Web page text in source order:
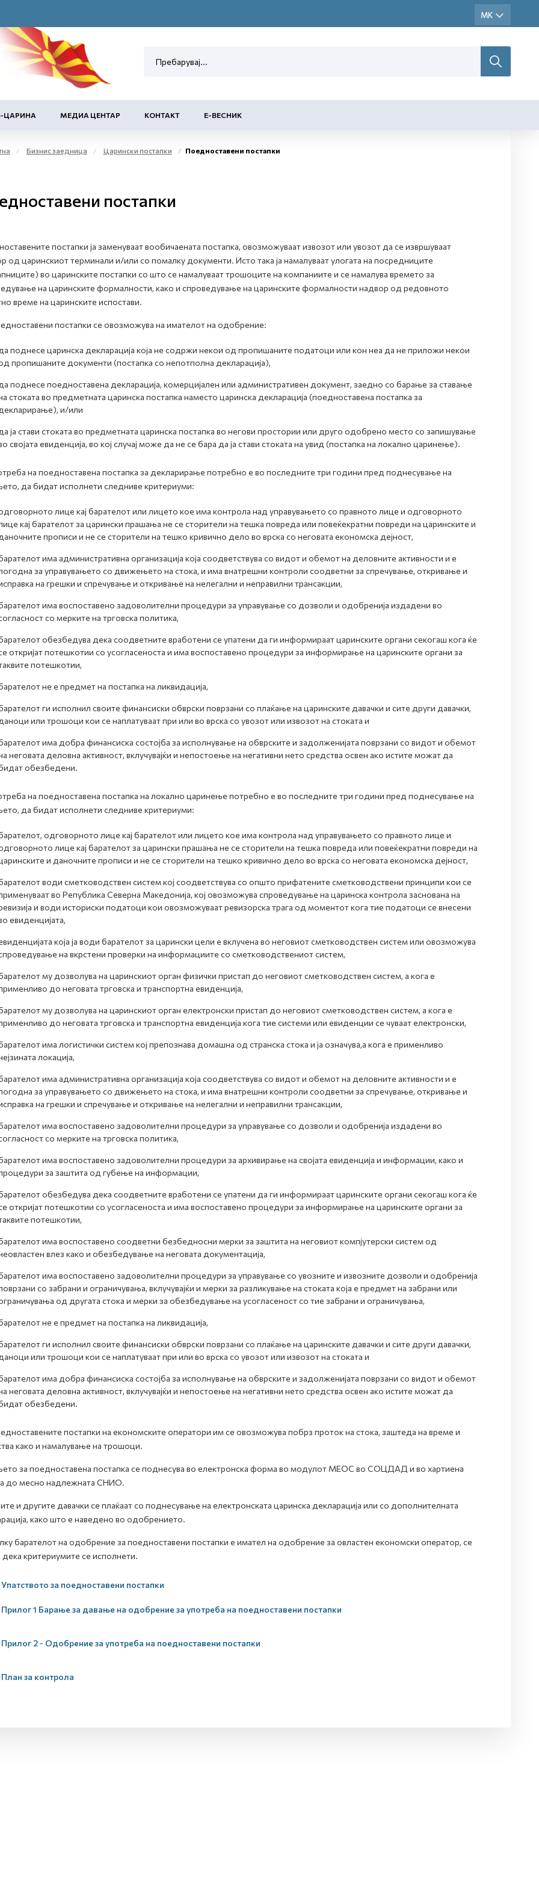
ЦАРИНА МЕДИА ЦЕНТАР КОНТАКТ Е-ВЕСНИК
Бизнис заедница Царински постапки Поедноставени постапки
постапки
постапки ја заменуваат вообичаената постапка, овозможуваат извозот или увозот да се извршуваат
од царинскиот терминали и/или со помалку документи. Исто така ја намалуваат улогата на посредниците
во царинските постапки со што се намалуваат трошоците на компаниите и се намалува времето за
на царинските формалности, како и спроведување на царинските формалности надвор од редовното
време на царинските испостави.
постапки се овозможува на имателот на одобрение:
да поднесе царинска декларација која не содржи некои од пропишаните податоци или кон неа да не приложи некои
пропишаните документи (постапка со непотполна декларација),
да поднесе поедноставена декларација, комерцијален или административен документ, заедно со барање за ставање
стоката во предметната царинска постапка наместо царинска декларација (поедноставена постапка за
декларирање), и/или
да ја стави стоката во предметната царинска постапка во негови простории или друго одобрено место со запишување
својата евиденција, во кој случај може да не се бара да ја стави стоката на увид (постапка на локално царинење).
на поедноставена постапка за декларирање потребно е во последните три години пред поднесување на
да бидат исполнети следниве критериуми:
лице кај барателот или лицето кое има контрола над управувањето со правното лице и одговорното
кај барателот за царински прашања не се сторители на тешка повреда или повеќекратни повреди на царинските и
даночните прописи и не се сторители на тешко кривично дело во врска со неговата економска дејност,
има административна организација која соодветствува со видот и обемот на деловните активности и е
за управувањето со движењето на стока, и има внатрешни контроли соодветни за спречување, откривање и
на грешки и спречување и откривање на нелегални и неправилни трансакции,
има воспоставено задоволителни процедури за управување со дозволи и одобренија издадени во
со мерките на трговска политика,
обезбедува дека соодветните вработени се упатени да ги информираат царинските органи секогаш кога ќе
откријат потешкотии со усогласеноста и има воспоставено процедури за информирање на царинските органи за
потешкотии,
не е предмет на постапка на ликвидација,
ги исполнил своите финансиски обврски поврзани со плаќање на царинските давачки и сите други давачки,
даноци или трошоци кои се наплатуваат при или во врска со увозот или извозот на стоката и
има добра финансиска состојба за исполнување на обврските и задолженијата поврзани со видот и обемот
неговата деловна активност, вклучувајќи и непостоење на негативни нето средства освен ако истите можат да
обезбедени.
на поедноставена постапка на локално царинење потребно е во последните три години пред поднесување на
да бидат исполнети следниве критериуми:
одговорното лице кај барателот или лицето кое има контрола над управувањето со правното лице и
лице кај барателот за царински прашања не се сторители на тешка повреда или повеќекратни повреди на
и даночните прописи и не се сторители на тешко кривично дело во врска со неговата економска дејност,
води сметководствен систем кој соодветствува со општо прифатените сметководствени принципи кои се
во Република Северна Македонија, кој овозможува спроведување на царинска контрола заснована на
и води историски податоци кои овозможуваат ревизорска трага од моментот кога тие податоци се внесени
евиденцијата,
која ја води барателот за царински цели е вклучена во неговиот сметководствен систем или овозможува
на вкрстени проверки на информациите со сметководствениот систем,
му дозволува на царинскиот орган физички пристап до неговиот сметководствен систем, а кога е
до неговата трговска и транспортна евиденција,
му дозволува на царинскиот орган електронски пристап до неговиот сметководствен систем, а кога е
до неговата трговска и транспортна евиденција кога тие системи или евиденции се чуваат електронски,
има логистички систем кој препознава домашна од странска стока и ја означува,а кога е применливо
локација,
има административна организација која соодветствува со видот и обемот на деловните активности и е
за управувањето со движењето на стока, и има внатрешни контроли соодветни за спречување, откривање и
на грешки и спречување и откривање на нелегални и неправилни трансакции,
има воспоставено задоволителни процедури за управување со дозволи и одобренија издадени во
со мерките на трговска политика,
има воспоставено задоволителни процедури за архивирање на својата евиденција и информации, како и
за заштита од губење на информации,
обезбедува дека соодветните вработени се упатени да ги информираат царинските органи секогаш кога ќе
откријат потешкотии со усогласеноста и има воспоставено процедури за информирање на царинските органи за
потешкотии,
има воспоставено соодветни безбедносни мерки за заштита на неговиот компјутерски систем од
влез како и обезбедување на неговата документација,
има воспоставено задоволителни процедури за управување со увозните и извозните дозволи и одобренија
со забрани и ограничувања, вклучувајќи и мерки за разликување на стоката која е предмет на забрани или
од другата стока и мерки за обезбедување на усогласеност со тие забрани и ограничувања,
не е предмет на постапка на ликвидација,
ги исполнил своите финансиски обврски поврзани со плаќање на царинските давачки и сите други давачки,
даноци или трошоци кои се наплатуваат при или во врска со увозот или извозот на стоката и
има добра финансиска состојба за исполнување на обврските и задолженијата поврзани со видот и обемот
неговата деловна активност, вклучувајќи и непостоење на негативни нето средства освен ако истите можат да
обезбедени.
постапки на економските оператори им се овозможува побрз проток на стока, заштеда на време и
како и намалување на трошоци.
за поедноставена постапка се поднесува во електронска форма во модулот МЕОС во СОЦДАД и во хартиена
до месно надлежната СНИО.
и другите давачки се плаќаат со поднесување на електронската царинска декларација или со дополнителната
како што е наведено во одобрението.
барателот на одобрение за поедноставени постапки е имател на одобрение за овластен економски оператор, се
дека критериумите се исполнети.
Упатството за поедноставени постапки
Прилог 1 Барање за давање на одобрение за употреба на поедноставени постапки
Прилог 2 - Одобрение за употреба на поедноставени постапки
План за контрола